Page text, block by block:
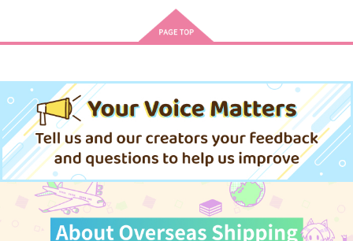
作品詳細
サンプル
作品詳細 作品詳細
たんだけど
ねこのなか
専売 275円（税込）
おそ松さん
松野一松×松野トド松
サンプル
カート
シュトルムの祝典2
専売 1,147円（税込）
松野カラ松
松野一松
サンプル
はちみつノイズ
専売 787円（税込）
おそ松さん
松野一松×松野おそ松
サンプル